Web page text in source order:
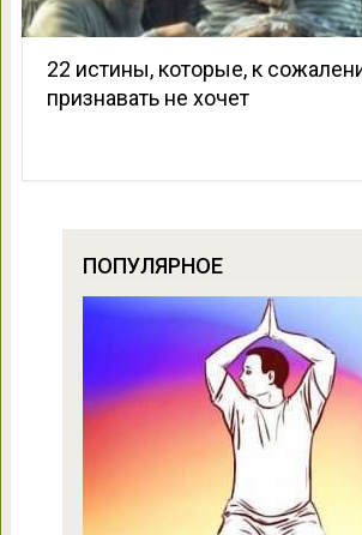
22 истины, которые, к
признавать не хочет
ПОПУЛЯРНОЕ